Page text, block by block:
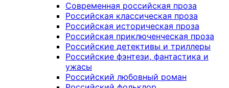
Современная российская проза
Российская классическая проза
Российская историческая проза
Российская приключенческая проза
Российские детективы и триллеры
Российские фэнтези, фантастика и
ужасы
Российский любовный роман